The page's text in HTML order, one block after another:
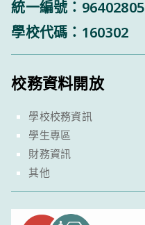
統一編號：96402805
學校代碼：160302
校務資料開放
學校校務資訊
學生專區
財務資訊
其他